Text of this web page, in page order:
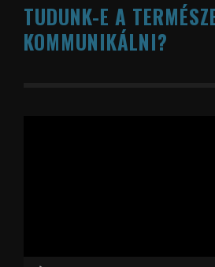
TUDUNK-E A
KOMMUNIKÁLNI?